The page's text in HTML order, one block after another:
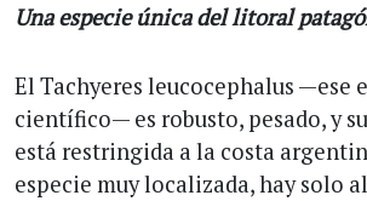
Una especie única del litoral
El Tachyeres leucocephalus —ese
científico— es robusto, pesado, y
está restringida a la costa
especie muy localizada, hay solo